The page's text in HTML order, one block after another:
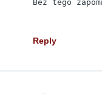
Bez tego
Reply